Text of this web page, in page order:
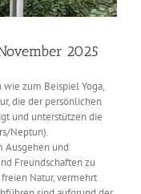
2025
zum Beispiel Yoga,
die der persönlichen
und unterstützen die
Neptun).
Ausgehen und
Freundschaften zu
Natur, vermehrt